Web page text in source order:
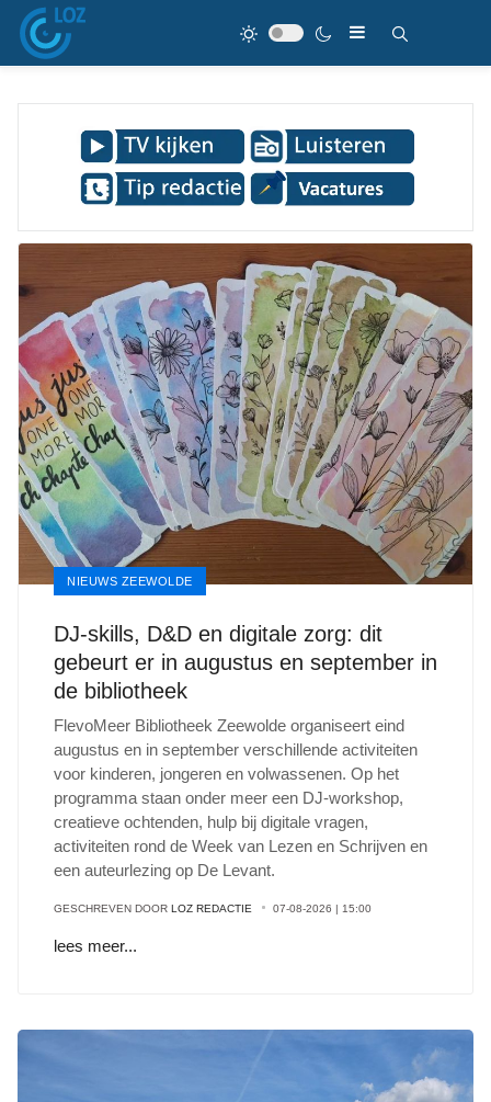
NIEUWS ZEEWOLDE
DJ-skills, D&D en digitale zorg: dit
gebeurt er in augustus en september in
de bibliotheek
FlevoMeer Bibliotheek Zeewolde organiseert eind
augustus en in september verschillende activiteiten
voor kinderen, jongeren en volwassenen. Op het
programma staan onder meer een DJ-workshop,
creatieve ochtenden, hulp bij digitale vragen,
activiteiten rond de Week van Lezen en Schrijven en
een auteurlezing op De Levant.
GESCHREVEN DOOR LOZ REDACTIE 07-08-2026 | 15:00
lees meer...